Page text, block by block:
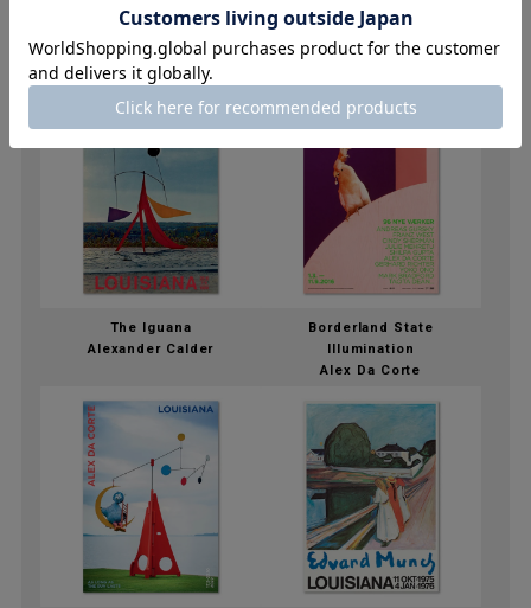
The Iguana
Alexander Calder
Borderland State
Illumination
Alex Da Corte